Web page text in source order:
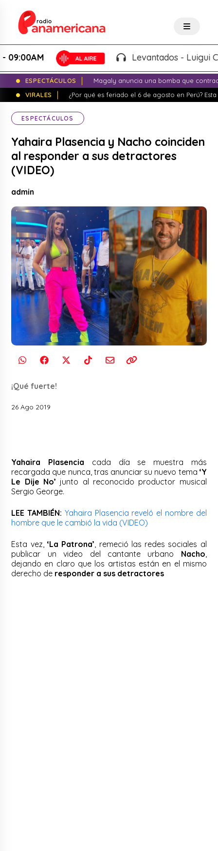
Levantados - Luigui
ESPECTÁCULOS
Magaly anuncia una bomba que
VIRALES
¿Por qué es feriado el 6 de agosto en Perú?
ESPECTÁCULOS
Yahaira Plasencia y Nacho coinciden
al responder a sus detractores
(VIDEO)
admin
¡Qué fuerte!
26 Ago 2019
Yahaira Plasencia cada día se muestra más
recargada que nunca, tras anunciar su nuevo tema ‘Y
Le Dije No’ junto al reconocido productor musical
Sergio George.
LEE TAMBIÉN: Yahaira Plasencia reveló el nombre del
hombre que le cambió la vida (VIDEO)
Esta vez, ‘La Patrona’ , remeció las redes sociales al
publicar un video del cantante urbano Nacho
dejando en claro que los artistas están en el mismo
derecho de responder a sus detractores